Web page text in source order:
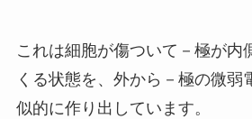
これは細胞が傷ついて－極が内
くる状態を、外から－極の微弱
似的に作り出しています。